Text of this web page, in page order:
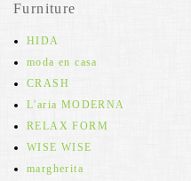
Furniture
HIDA
moda en casa
CRASH
L'aria MODERNA
RELAX FORM
WISE WISE
margherita